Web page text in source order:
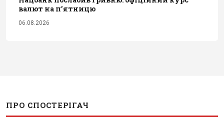
валют на п’ятницю
06.08.2026
ПРО СПОСТЕРІГАЧ